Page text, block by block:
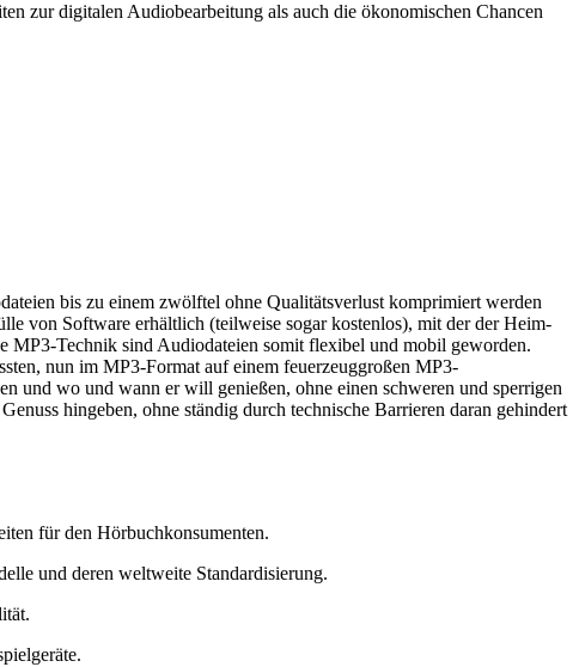
zur digitalen Audiobearbeitung als auch die ökonomischen Chancen
bis zu einem zwölftel ohne Qualitätsverlust komprimiert werden
von Software erhältlich (teilweise sogar kostenlos), mit der der Heim-
MP3-Technik sind Audiodateien somit flexibel und mobil geworden.
nun im MP3-Format auf einem feuerzeuggroßen MP3-
und wo und wann er will genießen, ohne einen schweren und sperrigen
hingeben, ohne ständig durch technische Barrieren daran gehindert
für den Hörbuchkonsumenten.
und deren weltweite Standardisierung.